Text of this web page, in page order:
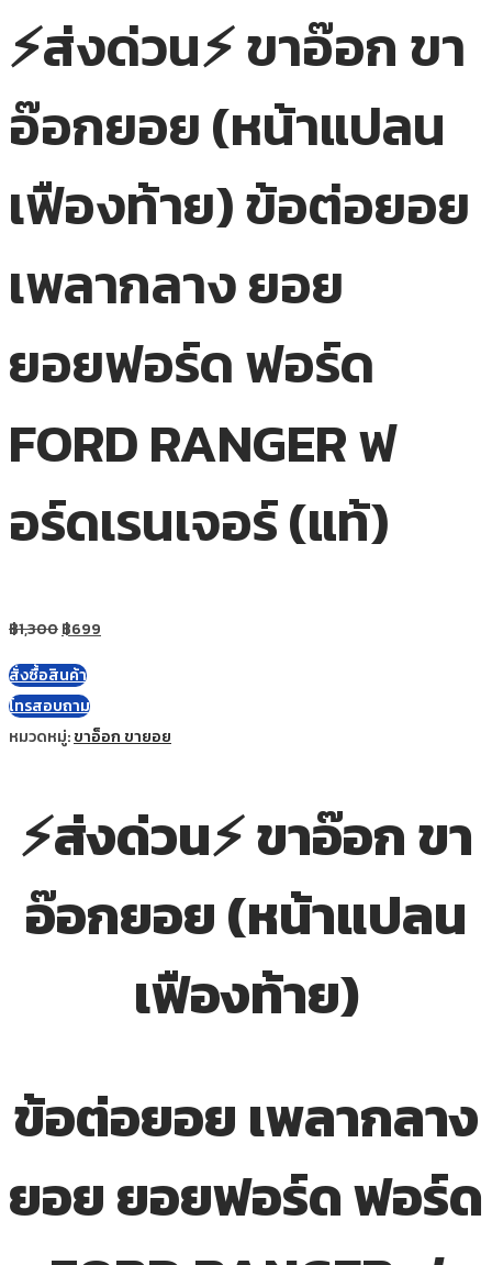
⚡ส่งด่วน⚡ ขาอ๊อก ขา
อ๊อกยอย (หน้าแปลน
เฟืองท้าย) ข้อต่อยอย
เพลากลาง ยอย
ยอยฟอร์ด ฟอร์ด
FORD RANGER ฟ
อร์ดเรนเจอร์ (แท้)
฿1,300฿699
สั่งซื้อสินค้า
โทรสอบถาม
หมวดหมู่:ขาอ็อก ขายอย
⚡ส่งด่วน⚡ ขาอ๊อก ขา
อ๊อกยอย (หน้าแปลน
เฟืองท้าย)
ข้อต่อยอย เพลากลาง
ยอย ยอยฟอร์ด ฟอร์ด